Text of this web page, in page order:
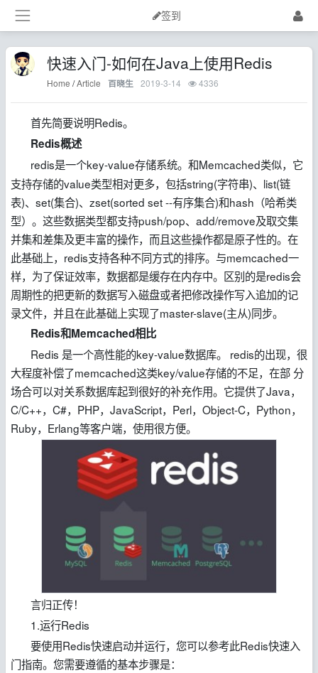
签到
快速入门-如何在Java上使用Redis
Home / Article 百晓生 2019-3-14 4336
首先简要说明Redis。
Redis概述
redis是一个key-value存储系统。和Memcached类似，它
支持存储的value类型相对更多，包括string(字符串)、list(链
表)、set(集合)、zset(sorted set --有序集合)和hash（哈希类
型）。这些数据类型都支持push/pop、add/remove及取交集
并集和差集及更丰富的操作，而且这些操作都是原子性的。在
此基础上，redis支持各种不同方式的排序。与memcached一
样，为了保证效率，数据都是缓存在内存中。区别的是redis会
周期性的把更新的数据写入磁盘或者把修改操作写入追加的记
录文件，并且在此基础上实现了master-slave(主从)同步。
Redis和Memcached相比
Redis 是一个高性能的key-value数据库。 redis的出现，很
大程度补偿了memcached这类key/value存储的不足，在部 分
场合可以对关系数据库起到很好的补充作用。它提供了Java，
C/C++，C#，PHP，JavaScript，Perl，Object-C，Python，
Ruby，Erlang等客户端，使用很方便。
言归正传！
1.运行Redis
要使用Redis快速启动并运行，您可以参考此Redis快速入
门指南。您需要遵循的基本步骤是：